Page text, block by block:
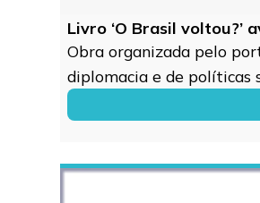
Livro ‘O Brasil voltou?’
Obra organizada pelo
diplomacia e de políticas